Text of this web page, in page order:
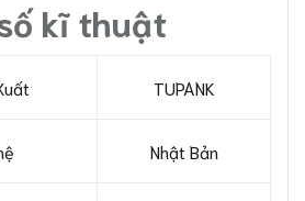
kĩ thuật
TUPANK
Nhật Bản